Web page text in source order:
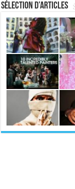
Sélection d’articles